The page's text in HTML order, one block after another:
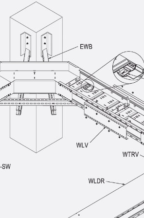
Zurück Querkraftbewehrung
Querkraftbewehrung JDA-S
Rückbiegeanschlüsse
Zurück
Rückbiegeanschlüsse
FERBOX®
Anschlussabdichtung
GFK-Bewehrung
Zurück GFK-Bewehrung
FIBERNOX® V-ROD
Zurück Edelstahlbewehrung
Mauerwerksbewehrung
Bewehrungszubehör